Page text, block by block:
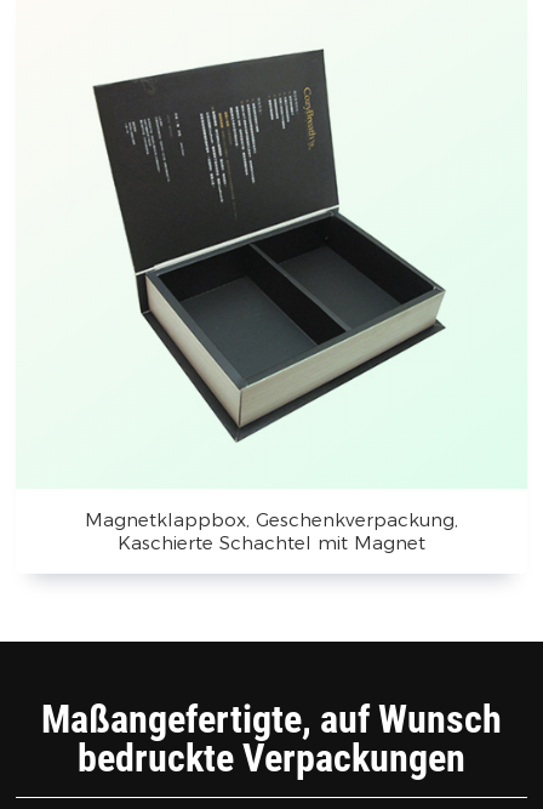
Magnetklappbox, Geschenkverpackung,
Kaschierte Schachtel mit Magnet
Maßangefertigte, auf Wunsch
bedruckte Verpackungen